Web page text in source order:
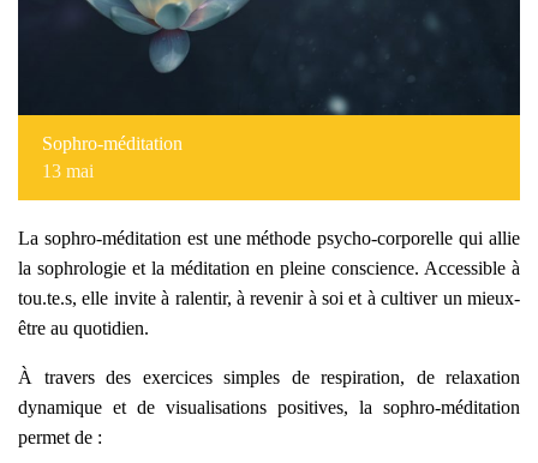
Sophro-méditation
13 mai
La sophro-méditation est une méthode psycho-corporelle qui allie
la sophrologie et la méditation en pleine conscience. Accessible à
tou.te.s, elle invite à ralentir, à revenir à soi et à cultiver un mieux-
être au quotidien.
À travers des exercices simples de respiration, de relaxation
dynamique et de visualisations positives, la sophro-méditation
permet de :